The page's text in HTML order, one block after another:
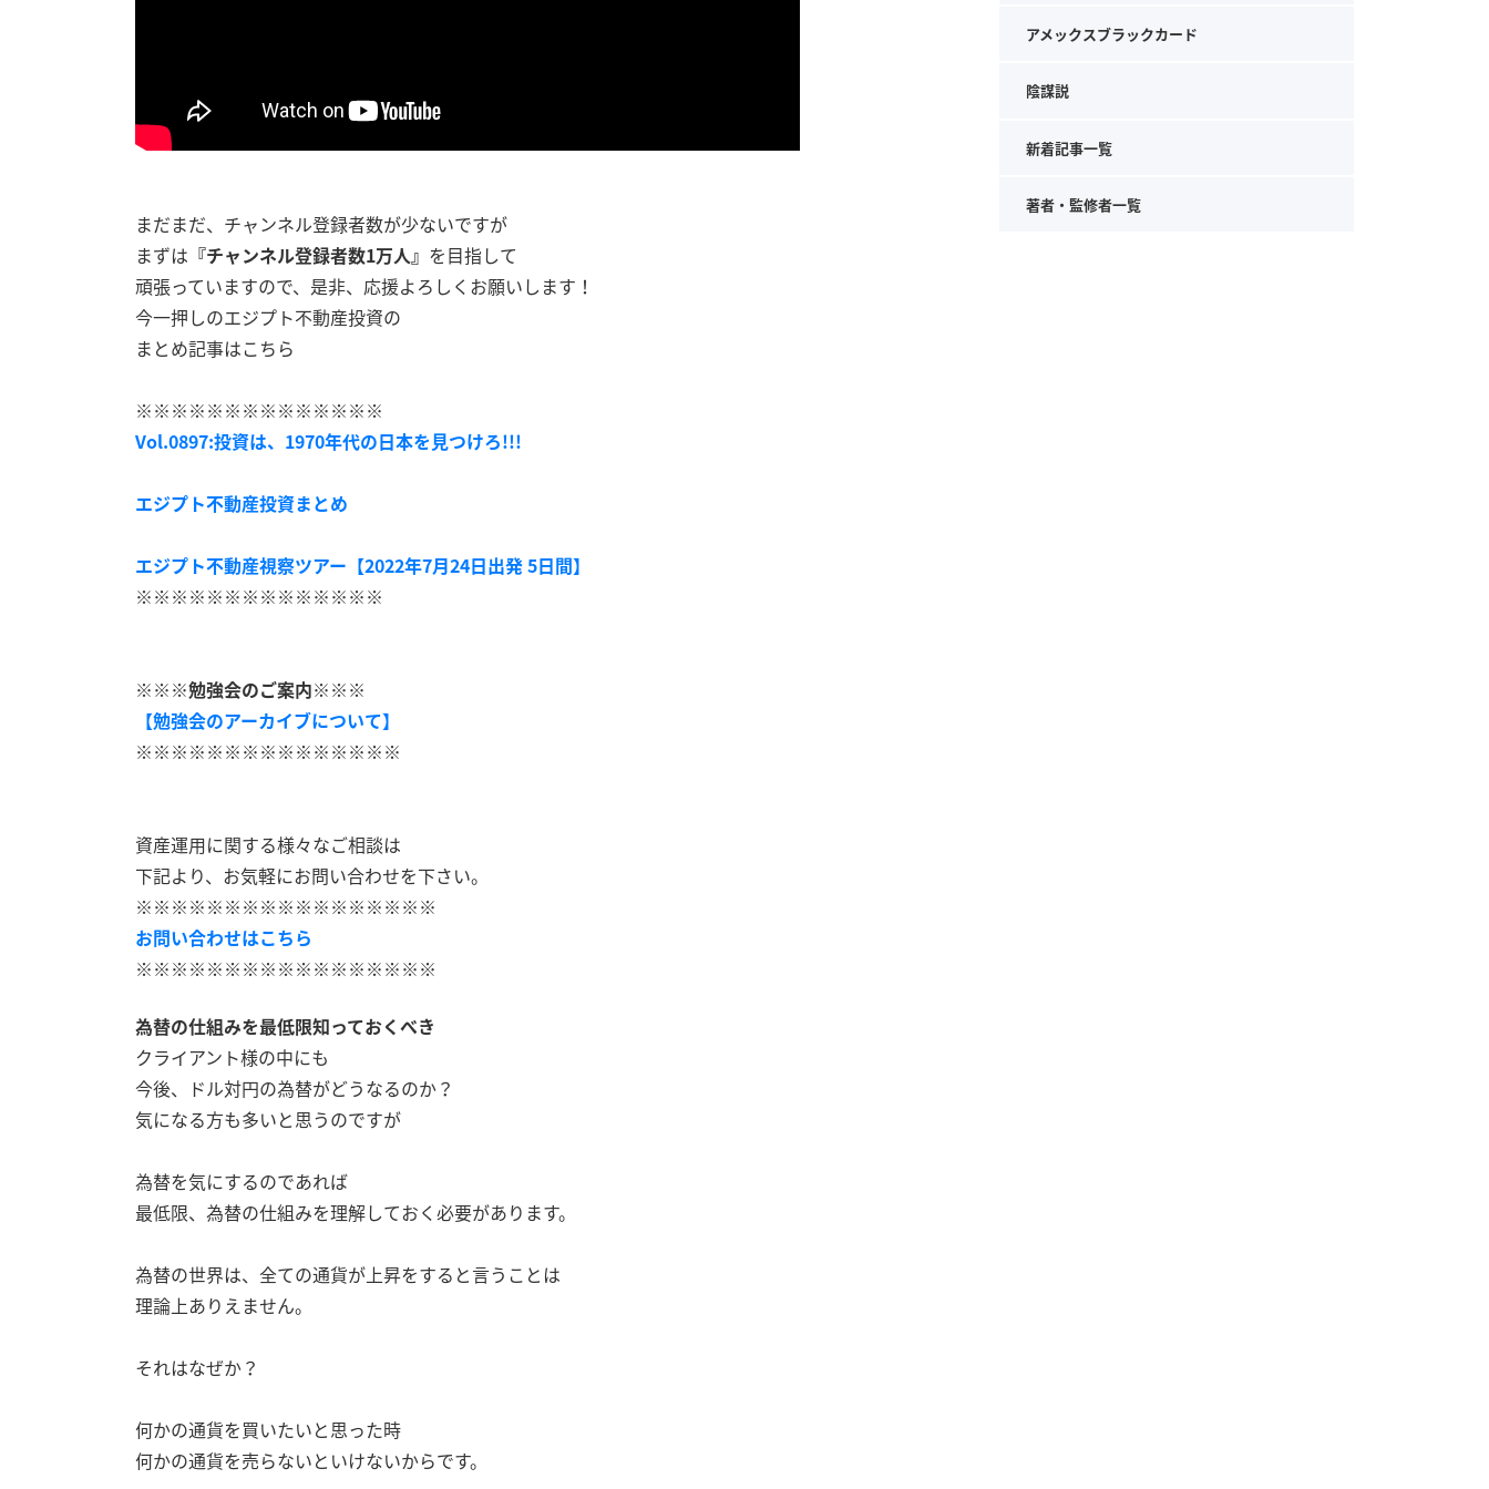
まだまだ、チャンネル登録者数が少ないですが
まずは 『チャンネル登録者数1万人』 を目指して
頑張っていますので、是非、応援よろしくお願いします！
今一押しのエジプト不動産投資の
まとめ記事はこちら
※※※※※※※※※※※※※※
Vol.0897:投資は、1970年代の日本を見つけろ!!!
エジプト不動産投資まとめ
エジプト不動産視察ツアー【2022年7月24日出発 5日間】
※※※※※※※※※※※※※※
※※※勉強会のご案内※※※
【勉強会のアーカイブについて】
※※※※※※※※※※※※※※※
資産運用に関する様々なご相談は
下記より、お気軽にお問い合わせを下さい。
※※※※※※※※※※※※※※※※※
お問い合わせはこちら
※※※※※※※※※※※※※※※※※
為替の仕組みを最低限知っておくべき
クライアント様の中にも
今後、ドル対円の為替がどうなるのか？
気になる方も多いと思うのですが
為替を気にするのであれば
最低限、為替の仕組みを理解しておく必要があります。
為替の世界は、全ての通貨が上昇をすると言うことは
理論上ありえません。
それはなぜか？
何かの通貨を買いたいと思った時
何かの通貨を売らないといけないからです。
アメックスブラックカード
陰謀説
新着記事一覧
著者・監修者一覧